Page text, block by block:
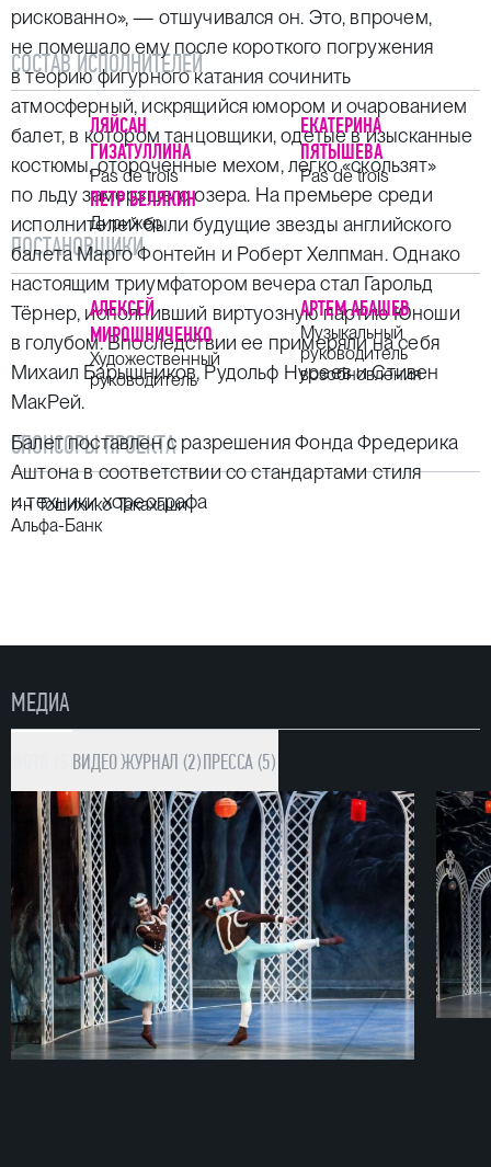
рискованно», — отшучивался он. Это, впрочем,
не помешало ему после короткого погружения
в теорию фигурного катания сочинить
атмосферный, искрящийся юмором и очарованием
балет, в котором танцовщики, одетые в изысканные
костюмы, отороченные мехом, легко «скользят»
по льду замерзшего озера. На премьере среди
исполнителей были будущие звезды английского
балета Марго Фонтейн и Роберт Хелпман. Однако
настоящим триумфатором вечера стал Гарольд
Тёрнер, исполнивший виртуозную партию Юноши
в голубом. Впоследствии ее примеряли на себя
Михаил Барышников, Рудольф Нуреев и Стивен
МакРей.
Балет поставлен с разрешения Фонда Фредерика
Аштона в соответствии со стандартами стиля
и техники хореографа
СОСТАВ ИСПОЛНИТЕЛЕЙ
ЛЯЙСАН
ГИЗАТУЛЛИНА
Pas de trois
ЕКАТЕРИНА
ПЯТЫШЕВА
Pas de trois
ПЕТР БЕЛЯКИН
Дирижер
ПОСТАНОВЩИКИ
АЛЕКСЕЙ
МИРОШНИЧЕНКО
Художественный
руководитель
АРТЕМ АБАШЕВ
Музыкальный
руководитель
возобновления
СПОНСОРЫ ПРОЕКТА
г-н Тошихико Такахаши
Альфа-Банк
МЕДИА
ВИДЕОЖУРНАЛ (2)ПРЕССА (5)